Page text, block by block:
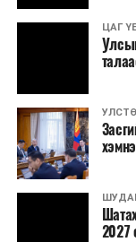
нөхөн томилгоо
хамт олны
байгуулахгүй
болгохгүй байх,
сургалтыг
хаагчдыг зарим
хэмжээг
Төсвийн
байдал
хязгаарлалтыг
ЦАГ
2027